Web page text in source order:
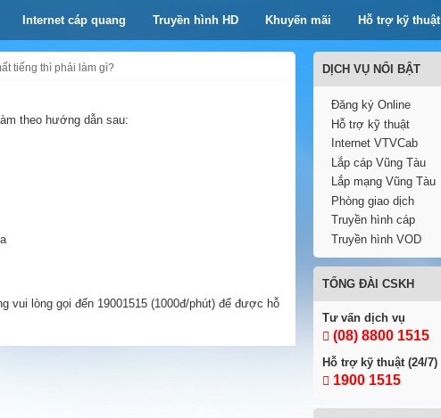
Internet cáp quang Truyền hình HD Khuyến mãi Hỗ trợ kỹ thuật
tiếng thì phải làm gì?
theo hướng dẫn sau:
lòng gọi đến 19001515 (1000đ/phút) để được hỗ
DỊCH VỤ NỔI BẬT
Đăng ký Online
Hỗ trợ kỹ thuật
Internet VTVCab
Lắp cáp Vũng Tàu
Lắp mạng Vũng Tàu
Phòng giao dịch
Truyền hình cáp
Truyền hình VOD
TỔNG ĐÀI CSKH
Tư vấn dịch vụ
(08) 8800 1515
Hỗ trợ kỹ thuật (24/7)
1900 1515